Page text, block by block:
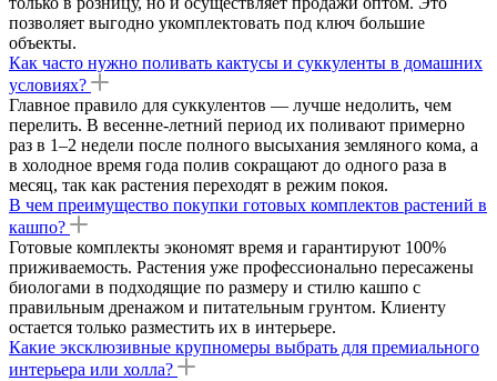
позволяет выгодно укомплектовать под ключ большие
объекты.
Как часто нужно поливать кактусы и суккуленты в домашних
условиях?
Главное правило для суккулентов — лучше недолить, чем
перелить. В весенне-летний период их поливают примерно
раз в 1–2 недели после полного высыхания земляного кома, а
в холодное время года полив сокращают до одного раза в
месяц, так как растения переходят в режим покоя.
В чем преимущество покупки готовых комплектов растений в
кашпо?
Готовые комплекты экономят время и гарантируют 100%
приживаемость. Растения уже профессионально пересажены
биологами в подходящие по размеру и стилю кашпо с
правильным дренажом и питательным грунтом. Клиенту
остается только разместить их в интерьере.
Какие эксклюзивные крупномеры выбрать для премиального
интерьера или холла?